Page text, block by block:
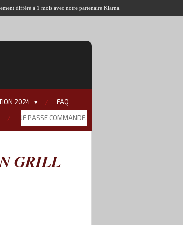
différé à 1 mois avec notre partenaire Klarna.
2024
FAQ
JE PASSE COMMANDE.
GRILL